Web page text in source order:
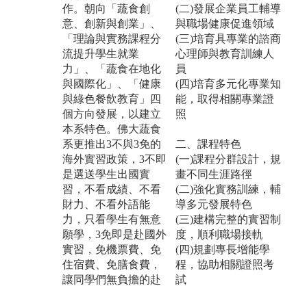
作。朝向「蔬食創
意、創新與創業」、
「理論與實務課程分
流提升學生就業
力」、「蔬食在地化
與國際化」、「健康
與綠色餐飲教育」四
個方向發展，以建立
本系特色。佛大蔬食
系更推出3不與3免的
海外實習政策，3不即
是選送學生出國實
習，不看成績、不看
財力、不看外語能
力，只看學生有無意
願學，3免即是赴國外
實習，免機票費、免
住宿費、免膳食費，
讓同學們無負擔的赴
(二)發展企業員工輔導
與職場健康促進領域
(三)培育具專業的諮商
心理師與教育訓練人
員
(四)培育多元化專業知
能，取得相關專業證
照
二、課程特色
(一)課程分群設計，規
畫不同生涯路徑
(二)強化實務訓練，輔
導多元發展特色
(三)建構完整的實習制
度，順利職場接軌
(四)規劃專長增能學
程，協助相關證照考
試